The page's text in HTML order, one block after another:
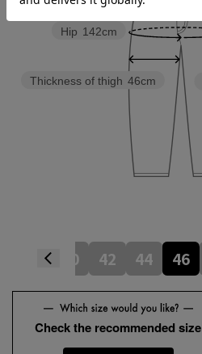
Thickness of thigh 46cm
Hip 142cm
40 42 44 46
Check the recommended size